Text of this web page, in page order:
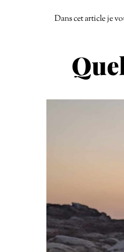
Dans cet article je